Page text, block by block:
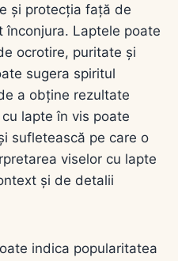
și protecția față de
Laptele poate
ocrotire, puritate și
sugera spiritul
a obține rezultate
lapte în vis poate
sufletească pe care o
viselor cu lapte
și de detalii
indica popularitatea